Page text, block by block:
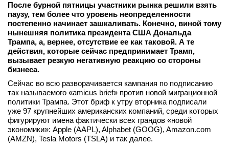
Мероприятия
Новости
вконтакте
телеграм
Стать автором
После бурной пятницы участники рынка решили взять
паузу, тем более что уровень неопределенности
постепенно начинает зашкаливать. Конечно, виной тому
нынешняя политика президента США Дональда
Трампа, а, вернее, отсутствие ее как таковой. А те
действия, которые сейчас предпринимает Трамп,
вызывает резкую негативную реакцию со стороны
бизнеса.
Сейчас во всю разворачивается кампания по подписанию
так называемого «amicus brief» против новой миграционной
политики Трампа. Этот бриф к утру вторника подписали
уже 97 крупнейших американских компаний, среди которых
фигурируют имена фактически всех грандов «новой
экономики»: Apple (AAPL), Alphabet (GOOG), Amazon.com
(AMZN), Tesla Motors (TSLA) и так далее.